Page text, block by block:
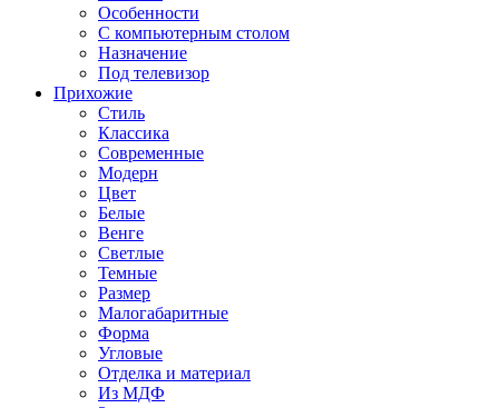
Особенности
С компьютерным столом
Назначение
Под телевизор
Прихожие
Стиль
Классика
Современные
Модерн
Цвет
Белые
Венге
Светлые
Темные
Размер
Малогабаритные
Форма
Угловые
Отделка и материал
Из МДФ